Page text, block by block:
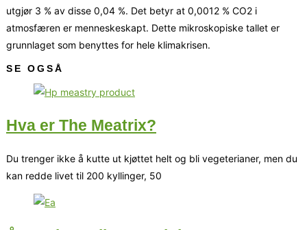
utgjør 3 % av disse 0,04 %. Det betyr at 0,0012 % CO2 i
atmosfæren er menneskeskapt. Dette mikroskopiske tallet er
grunnlaget som benyttes for hele klimakrisen.
SE OGSÅ
Hva er The Meatrix?
Du trenger ikke å kutte ut kjøttet helt og bli vegeterianer, men du
kan redde livet til 200 kyllinger, 50